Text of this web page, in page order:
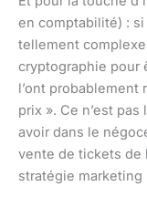
en comptabilité) :
tellement
cryptographie pour
l’ont probablement
prix ». Ce n’est
avoir dans le
vente de tickets de
stratégie marketing